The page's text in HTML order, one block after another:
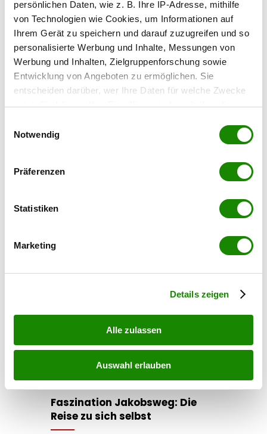
persönlichen Daten, wie z. B. Ihre IP-Adresse, mithilfe
von Technologien wie Cookies, um Informationen auf
Ihrem Gerät zu speichern und darauf zuzugreifen und so
personalisierte Werbung und Inhalte, Messungen von
Werbung und Inhalten, Zielgruppenforschung sowie
Entwicklung von Angeboten zu ermöglichen. Sie
entscheiden darüber, wer Ihre Daten für welche Zwecke
nutzt. Sie können Ihre Einwilligung jederzeit über die
Trigger Symbol ändern oder widerrufen
Informationen über Ihre geografische Lage
können
bestimmten Merkmalen (Fingerprinting) identifizieren
Erfahren Sie mehr darüber, wie Ihre persönlichen Daten
Notwendig
Präferenzen
Statistiken
Marketing
Details zeigen
Alle zulassen
Auswahl erlauben
Kaiser Franz-Ring 5
A-2500 Baden bei Wien
Tel. +43 (0) 2252 44386
office@thepark.at
www.atthepark.at
reise
Faszination Jakobsweg: Die
Reise zu sich selbst